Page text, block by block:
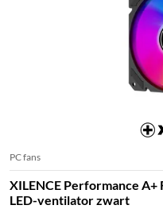
PC fans
XILENCE Performance A+
LED-ventilator zwart